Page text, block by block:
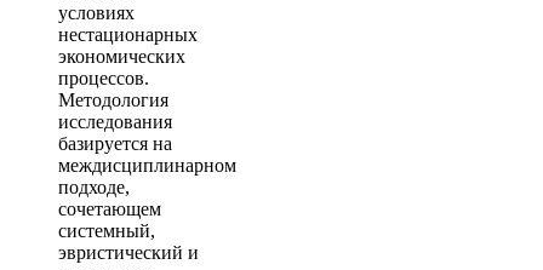
условиях
нестационарных
экономических
процессов.
Методология
исследования
базируется на
междисциплинарном
подходе,
сочетающем
системный,
эвристический и